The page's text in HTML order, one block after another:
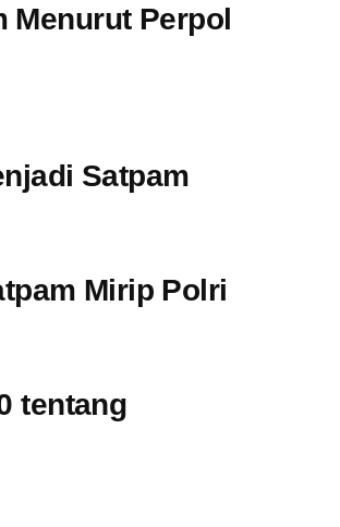
Menurut Perpol
Satpam
Mirip Polri
tentang